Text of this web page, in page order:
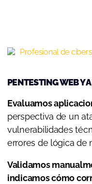
PENTESTING WEB Y
Evaluamos
perspectiva de un
vulnerabilidades
errores de lógica de
Validamos
indicamos cómo